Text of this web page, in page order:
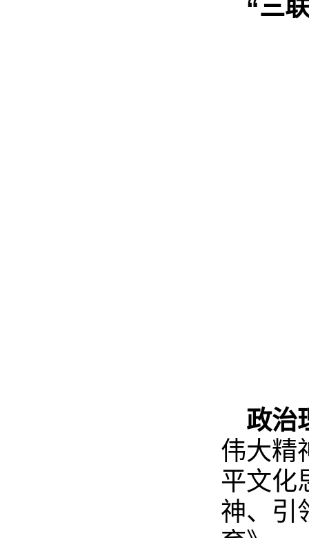
“三
政治
伟大精
平文化
神、引